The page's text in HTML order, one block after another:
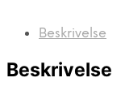
Beskrivelse
Beskrivelse